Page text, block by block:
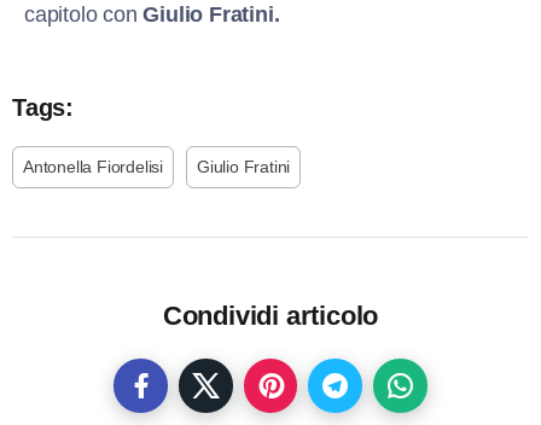
capitolo conGiulio Fratini.
Tags:
Antonella Fiordelisi Giulio Fratini
Condividi articolo